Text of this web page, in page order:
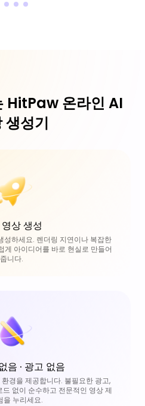
HitPaw 온라인 AI
생성기
상 생성
성하세요. 렌더링 지연이나 복잡한
게 아이디어를 바로 현실로 만들어
줍니다.
음 · 광고 없음
경을 제공합니다. 불필요한 광고,
없이 순수하고 전문적인 영상 제
을 누리세요.